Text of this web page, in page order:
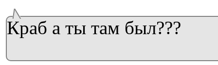
Краб а ты там был???